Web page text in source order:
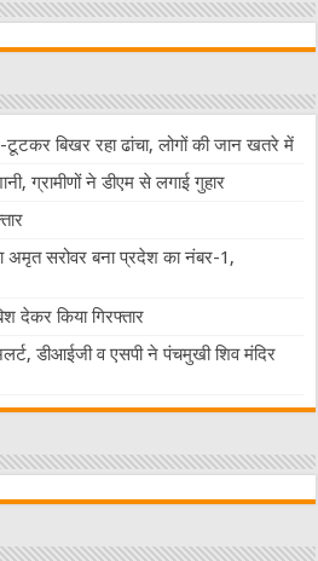
बिखर रहा ढांचा, लोगों की जान खतरे में
ग्रामीणों ने डीएम से लगाई गुहार
अमृत सरोवर बना प्रदेश का नंबर-1,
देकर किया गिरफ्तार
डीआईजी व एसपी ने पंचमुखी शिव मंदिर